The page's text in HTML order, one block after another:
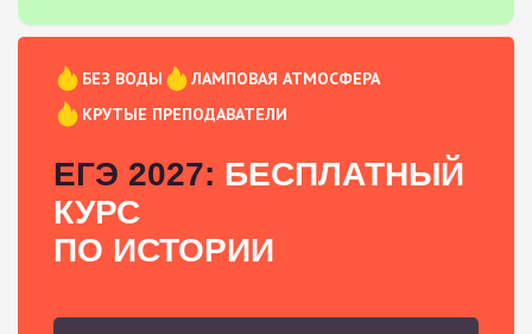
БЕЗ ВОДЫ
ЛАМПОВАЯ АТМОСФЕРА
КРУТЫЕ ПРЕПОДАВАТЕЛИ
ЕГЭ 2027: БЕСПЛАТНЫЙ
КУРС
ПО ИСТОРИИ